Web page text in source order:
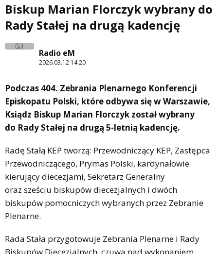
Biskup Marian Florczyk wybrany do
Rady Stałej na drugą kadencję
Radio eM
2026.03.12 14:20
Podczas 404. Zebrania Plenarnego Konferencji
Episkopatu Polski, które odbywa się w Warszawie,
Ksiądz Biskup Marian Florczyk został wybrany
do Rady Stałej na drugą 5-letnią kadencję.
Radę Stałą KEP tworzą: Przewodniczący KEP, Zastępca
Przewodniczącego, Prymas Polski, kardynałowie
kierujący diecezjami, Sekretarz Generalny
oraz sześciu biskupów diecezjalnych i dwóch
biskupów pomocniczych wybranych przez Zebranie
Plenarne.
Rada Stała przygotowuje Zebrania Plenarne i Rady
Biskupów Diecezjalnych, czuwa nad wykonaniem